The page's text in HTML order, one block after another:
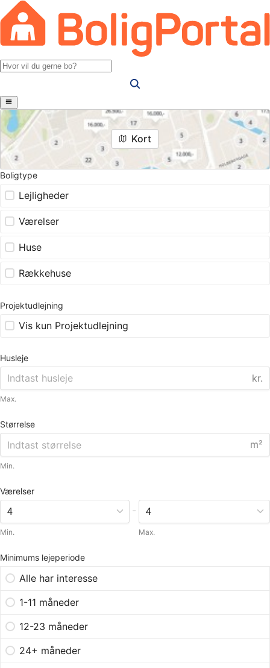
Kort
Boligtype
Lejligheder
Værelser
Huse
Rækkehuse
Projektudlejning
Vis kun Projektudlejning
Husleje
kr.
Max.
Størrelse
m²
Min.
Værelser
Min.
-
Max.
Minimums lejeperiode
Alle har interesse
1-11 måneder
12-23 måneder
24+ måneder